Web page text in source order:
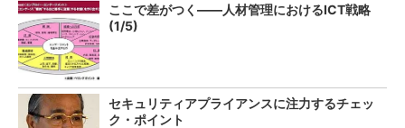
ここで差がつく――人材管理におけるICT戦略
(1/5)
セキュリティアプライアンスに注力するチェッ
ク・ポイント